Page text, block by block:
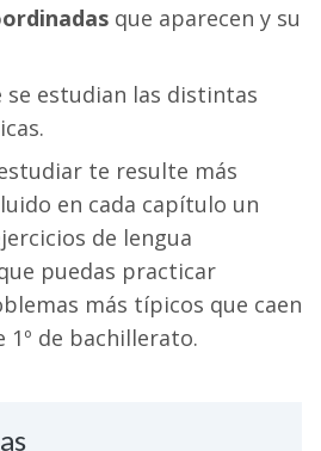
que aparecen y su
se estudian las distintas
te resulte más
en cada capítulo un
de lengua
puedas practicar
más típicos que caen
1º de bachillerato.